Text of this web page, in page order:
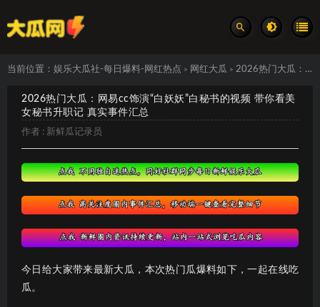
当前位置： 娱乐大瓜社-每日爆料-网红热点 > 网红大瓜 > 2026热门大瓜：网易cc饰演“白妖妖”白秘书的视频 带你看美女秘书升职记 真实事件汇总
2026热门大瓜：网易cc饰演“白妖妖”白秘书的视频 带你看美
女秘书升职记 真实事件汇总
作者 : 新鲜瓜记录员
今日给大家带来最新大瓜，本次热门瓜爆料如下，一起在线吃
瓜。